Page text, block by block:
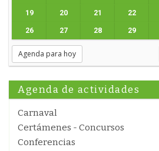
19 20 21 22
26 27 28 29
Agenda para hoy
Agenda de actividades
Carnaval
Certámenes - Concursos
Conferencias